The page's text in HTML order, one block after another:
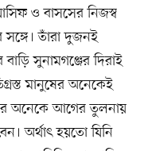
ও বাসসের নিজস্ব
তাঁরা দুজনই
সুনামগঞ্জের দিরাই
মানুষের অনেকেই
অনেকে আগের তুলনায়
অর্থাৎ হয়তো যিনি